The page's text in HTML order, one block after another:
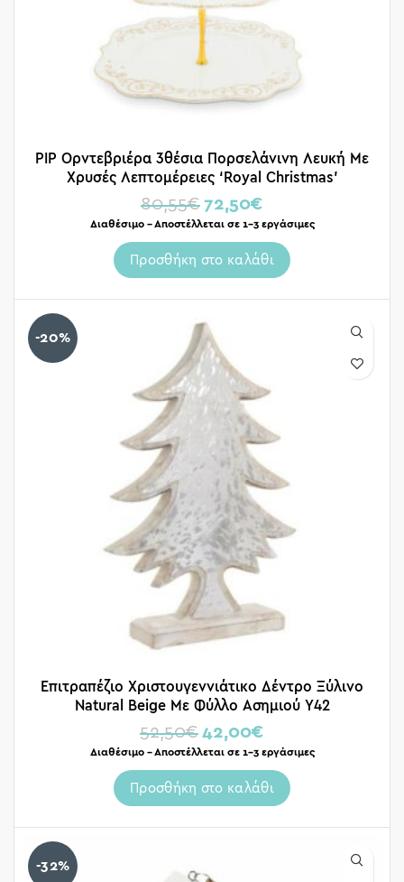
PIP Ορντεβριέρα 3θέσια Πορσελάνινη Λευκή Με
Χρυσές Λεπτομέρειες ‘Royal Christmas’
80,55€ 72,50€
Διαθέσιμο – Αποστέλλεται σε 1-3 εργάσιμες
Προσθήκη στο καλάθι
-20%
Επιτραπέζιο Χριστουγεννιάτικο Δέντρο Ξύλινο
Natural Beige Με Φύλλο Ασημιού Υ42
52,50€ 42,00€
Διαθέσιμο – Αποστέλλεται σε 1-3 εργάσιμες
Προσθήκη στο καλάθι
-32%